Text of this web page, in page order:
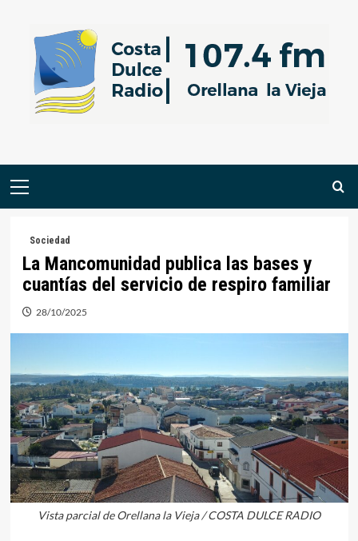
contenido
Menú
Sociedad
La Mancomunidad publica las bases y
cuantías del servicio de respiro familiar
28/10/2025
Vista parcial de Orellana la Vieja / COSTA DULCE RADIO